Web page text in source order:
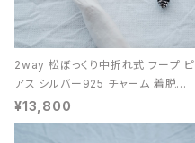
2way 松ぼっくり中折れ式 フープ ピ
アス シルバー925 チャーム 着脱可
能 レディース ユニセックス
¥13,800